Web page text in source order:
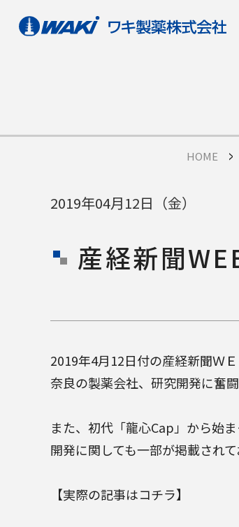
HOME
2019年04月12日（金）
産経新聞
2019年4月12日付の産経新聞Ｗ
奈良の製薬会社、研究開発に奮
また、初代「龍心Cap」から始
開発に関しても一部が掲載され
【実際の記事はコチラ】